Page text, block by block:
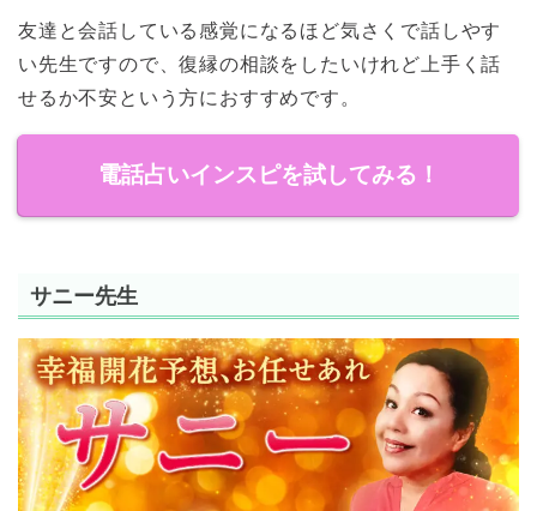
友達と会話している感覚になるほど気さくで話しやす
い先生ですので、復縁の相談をしたいけれど上手く話
せるか不安という方におすすめです。
電話占いインスピを試してみる！
サニー先生